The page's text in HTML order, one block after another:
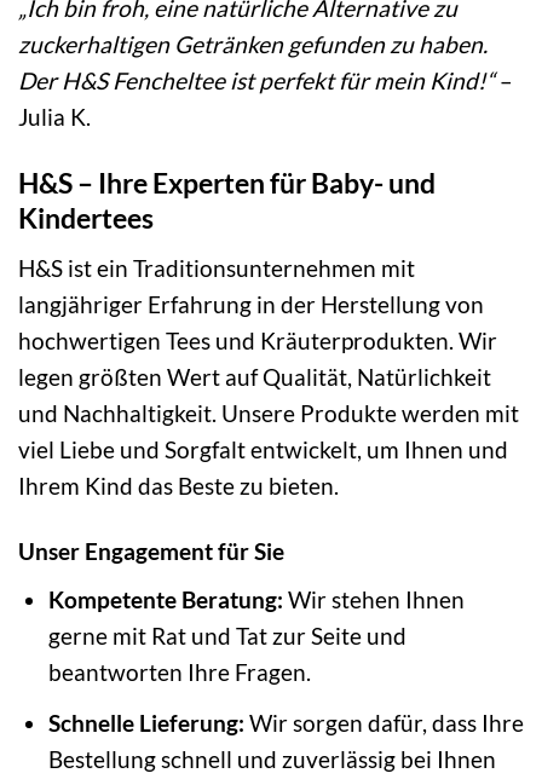
„Ich bin froh, eine natürliche Alternative zu
zuckerhaltigen Getränken gefunden zu haben.
Der H&S Fencheltee ist perfekt für mein Kind!“–
Julia K.
H&S – Ihre Experten für Baby- und
Kindertees
H&S ist ein Traditionsunternehmen mit
langjähriger Erfahrung in der Herstellung von
hochwertigen Tees und Kräuterprodukten. Wir
legen größten Wert auf Qualität, Natürlichkeit
und Nachhaltigkeit. Unsere Produkte werden mit
viel Liebe und Sorgfalt entwickelt, um Ihnen und
Ihrem Kind das Beste zu bieten.
Unser Engagement für Sie
Kompetente Beratung: Wir stehen Ihnen
gerne mit Rat und Tat zur Seite und
beantworten Ihre Fragen.
Schnelle Lieferung: Wir sorgen dafür, dass Ihre
Bestellung schnell und zuverlässig bei Ihnen